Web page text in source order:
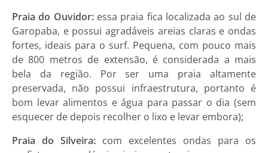
Praia do Ouvidor:essa praia fica localizada ao sul de
Garopaba, e possui agradáveis areias claras e ondas
fortes, ideais para o surf. Pequena, com pouco mais
de 800 metros de extensão, é considerada a mais
bela da região. Por ser uma praia altamente
preservada, não possui infraestrutura, portanto é
bom levar alimentos e água para passar o dia (sem
esquecer de depois recolher o lixo e levar embora);
Praia do Silveira: com excelentes ondas para os